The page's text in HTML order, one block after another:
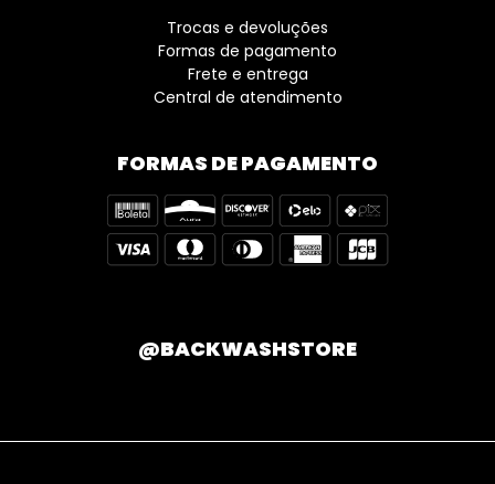
Trocas e devoluções
Formas de pagamento
Frete e entrega
Central de atendimento
FORMAS DE PAGAMENTO
@BACKWASHSTORE